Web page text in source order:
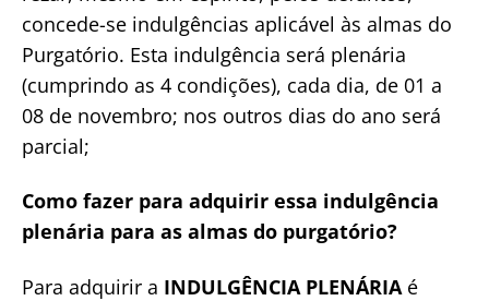
e
b
o
o
k
s
A
p
p
er l y
Li
n
k
e
concede-se indulgências aplicável às almas do
Purgatório. Esta indulgência será plenária
(cumprindo as 4 condições), cada dia, de 01 a
08 de novembro; nos outros dias do ano será
parcial;
Como fazer para adquirir essa indulgência
plenária para as almas do purgatório?
Para adquirir a INDULGÊNCIA PLENÁRIA é